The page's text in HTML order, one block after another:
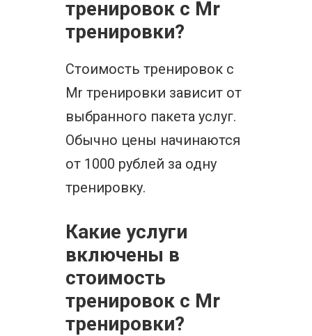
тренировок с Mr
тренировки?
Стоимость тренировок с
Mr тренировки зависит от
выбранного пакета услуг.
Обычно цены начинаются
от 1000 рублей за одну
тренировку.
Какие услуги
включены в
стоимость
тренировок с Mr
тренировки?